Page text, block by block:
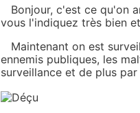
Bonjour, c'est ce qu'on
vous l'indiquez très bien
Maintenant on est
ennemis publiques, les
surveillance et de plus par